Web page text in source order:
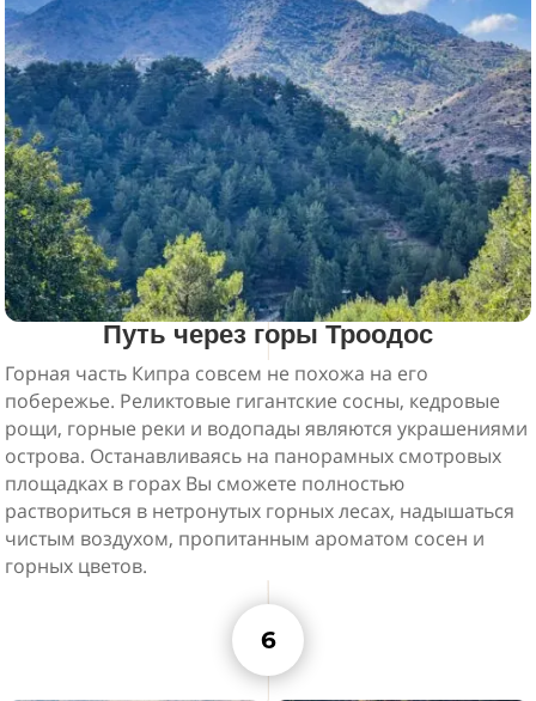
Путь через горы Троодос
Горная часть Кипра совсем не похожа на его
побережье. Реликтовые гигантские сосны, кедровые
рощи, горные реки и водопады являются украшениями
острова. Останавливаясь на панорамных смотровых
площадках в горах Вы сможете полностью
раствориться в нетронутых горных лесах, надышаться
чистым воздухом, пропитанным ароматом сосен и
горных цветов.
6